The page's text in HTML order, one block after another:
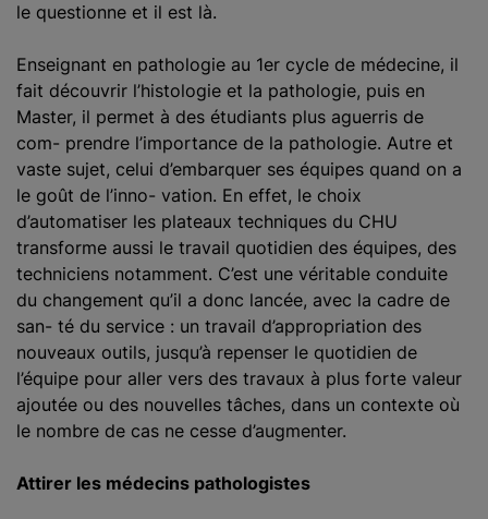
le questionne et il est là.
Enseignant en pathologie au 1er cycle de médecine, il
fait découvrir l’histologie et la pathologie, puis en
Master, il permet à des étudiants plus aguerris de
com- prendre l’importance de la pathologie. Autre et
vaste sujet, celui d’embarquer ses équipes quand on a
le goût de l’inno- vation. En effet, le choix
d’automatiser les plateaux techniques du CHU
transforme aussi le travail quotidien des équipes, des
techniciens notamment. C’est une véritable conduite
du changement qu’il a donc lancée, avec la cadre de
san- té du service : un travail d’appropriation des
nouveaux outils, jusqu’à repenser le quotidien de
l’équipe pour aller vers des travaux à plus forte valeur
ajoutée ou des nouvelles tâches, dans un contexte où
le nombre de cas ne cesse d’augmenter.
Attirer les médecins pathologistes